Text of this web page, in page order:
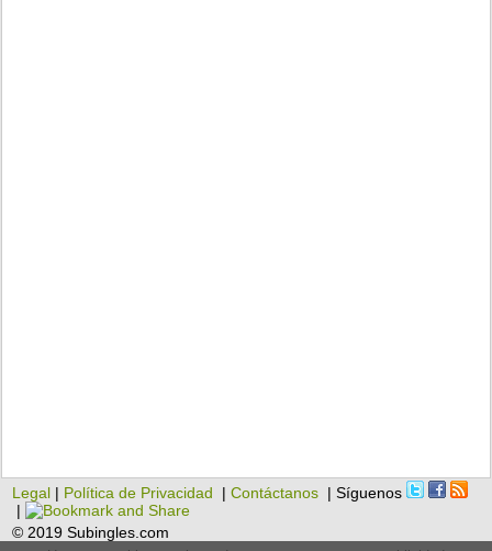
Legal | Política de Privacidad |Contáctanos | Síguenos
|
© 2019 Subingles.com